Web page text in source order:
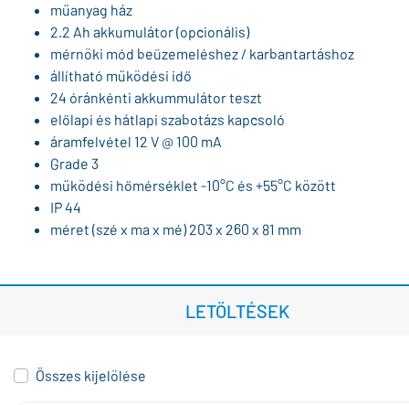
műanyag ház
2.2 Ah akkumulátor (opcionális)
mérnöki mód beüzemeléshez / karbantartáshoz
állítható működési idő
24 óránkénti akkummulátor teszt
előlapi és hátlapi szabotázs kapcsoló
áramfelvétel 12 V @ 100 mA
Grade 3
működési hőmérséklet -10°C és +55°C között
IP 44
méret (szé x ma x mé) 203 x 260 x 81 mm
LETÖLTÉSEK
Összes kijelölése